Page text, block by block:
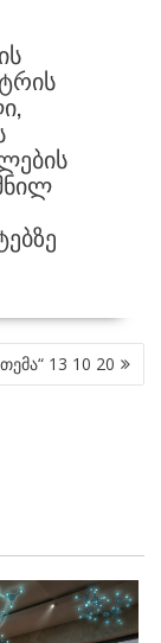
13 10 20